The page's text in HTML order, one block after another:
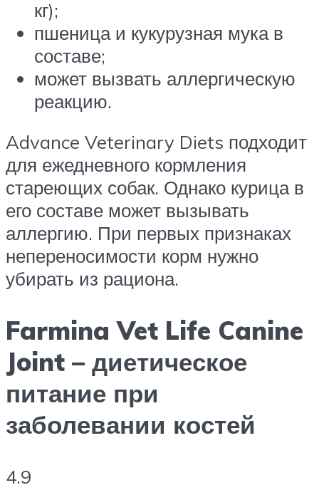
кг);
пшеница и кукурузная мука в
составе;
может вызвать аллергическую
реакцию.
Advance Veterinary Diets подходит
для ежедневного кормления
стареющих собак. Однако курица в
его составе может вызывать
аллергию. При первых признаках
непереносимости корм нужно
убирать из рациона.
Farmina Vet Life Canine
Joint – диетическое
питание при
заболевании костей
4.9